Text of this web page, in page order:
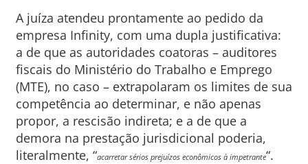
A juíza atendeu prontamente ao pedido da
empresa Infinity, com uma dupla justificativa:
a de que as autoridades coatoras – auditores
fiscais do Ministério do Trabalho e Emprego
(MTE), no caso – extrapolaram os limites de sua
competência ao determinar, e não apenas
propor, a rescisão indireta; e a de que a
demora na prestação jurisdicional poderia,
literalmente, “acarretar sérios prejuízos econômicos à impetrante“.